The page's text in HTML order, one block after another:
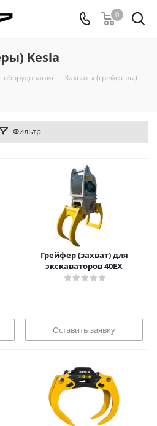
0
Kesla
оборудование - Захваты (грейферы) -
Фильтр
Грейфер (захват) для
экскаваторов 40EX
Оставить заявку